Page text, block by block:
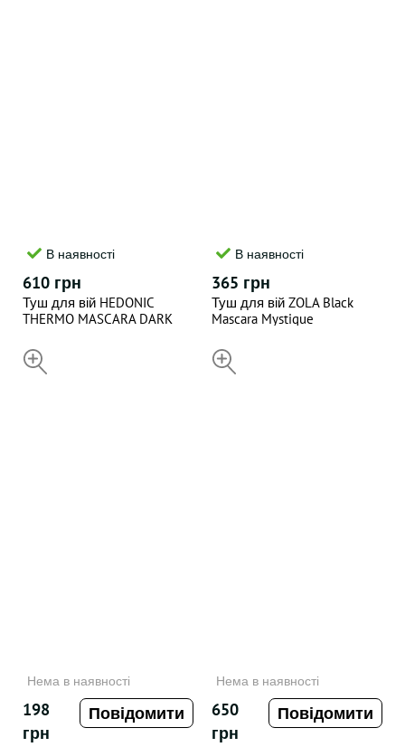
В наявності
610 грн
Туш для вій HEDONIC
THERMO MASCARA DARK
В наявності
365 грн
Туш для вій ZOLA Black
Mascara Mystique
Нема в наявності
198
грн
Повідомити
Нема в наявності
650
грн
Повідомити